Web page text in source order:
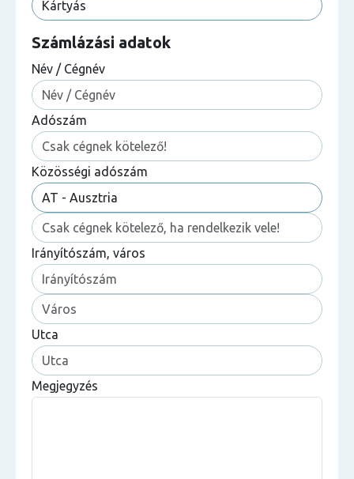
Számlázási adatok
Név / Cégnév
Adószám
Közösségi adószám
Irányítószám, város
Utca
Megjegyzés